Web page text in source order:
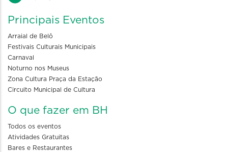
Principais Eventos
Arraial de Belô
Festivais Culturais Municipais
Carnaval
Noturno nos Museus
Zona Cultura Praça da Estação
Circuito Municipal de Cultura
O que fazer em BH
Todos os eventos
Atividades Gratuitas
Bares e Restaurantes